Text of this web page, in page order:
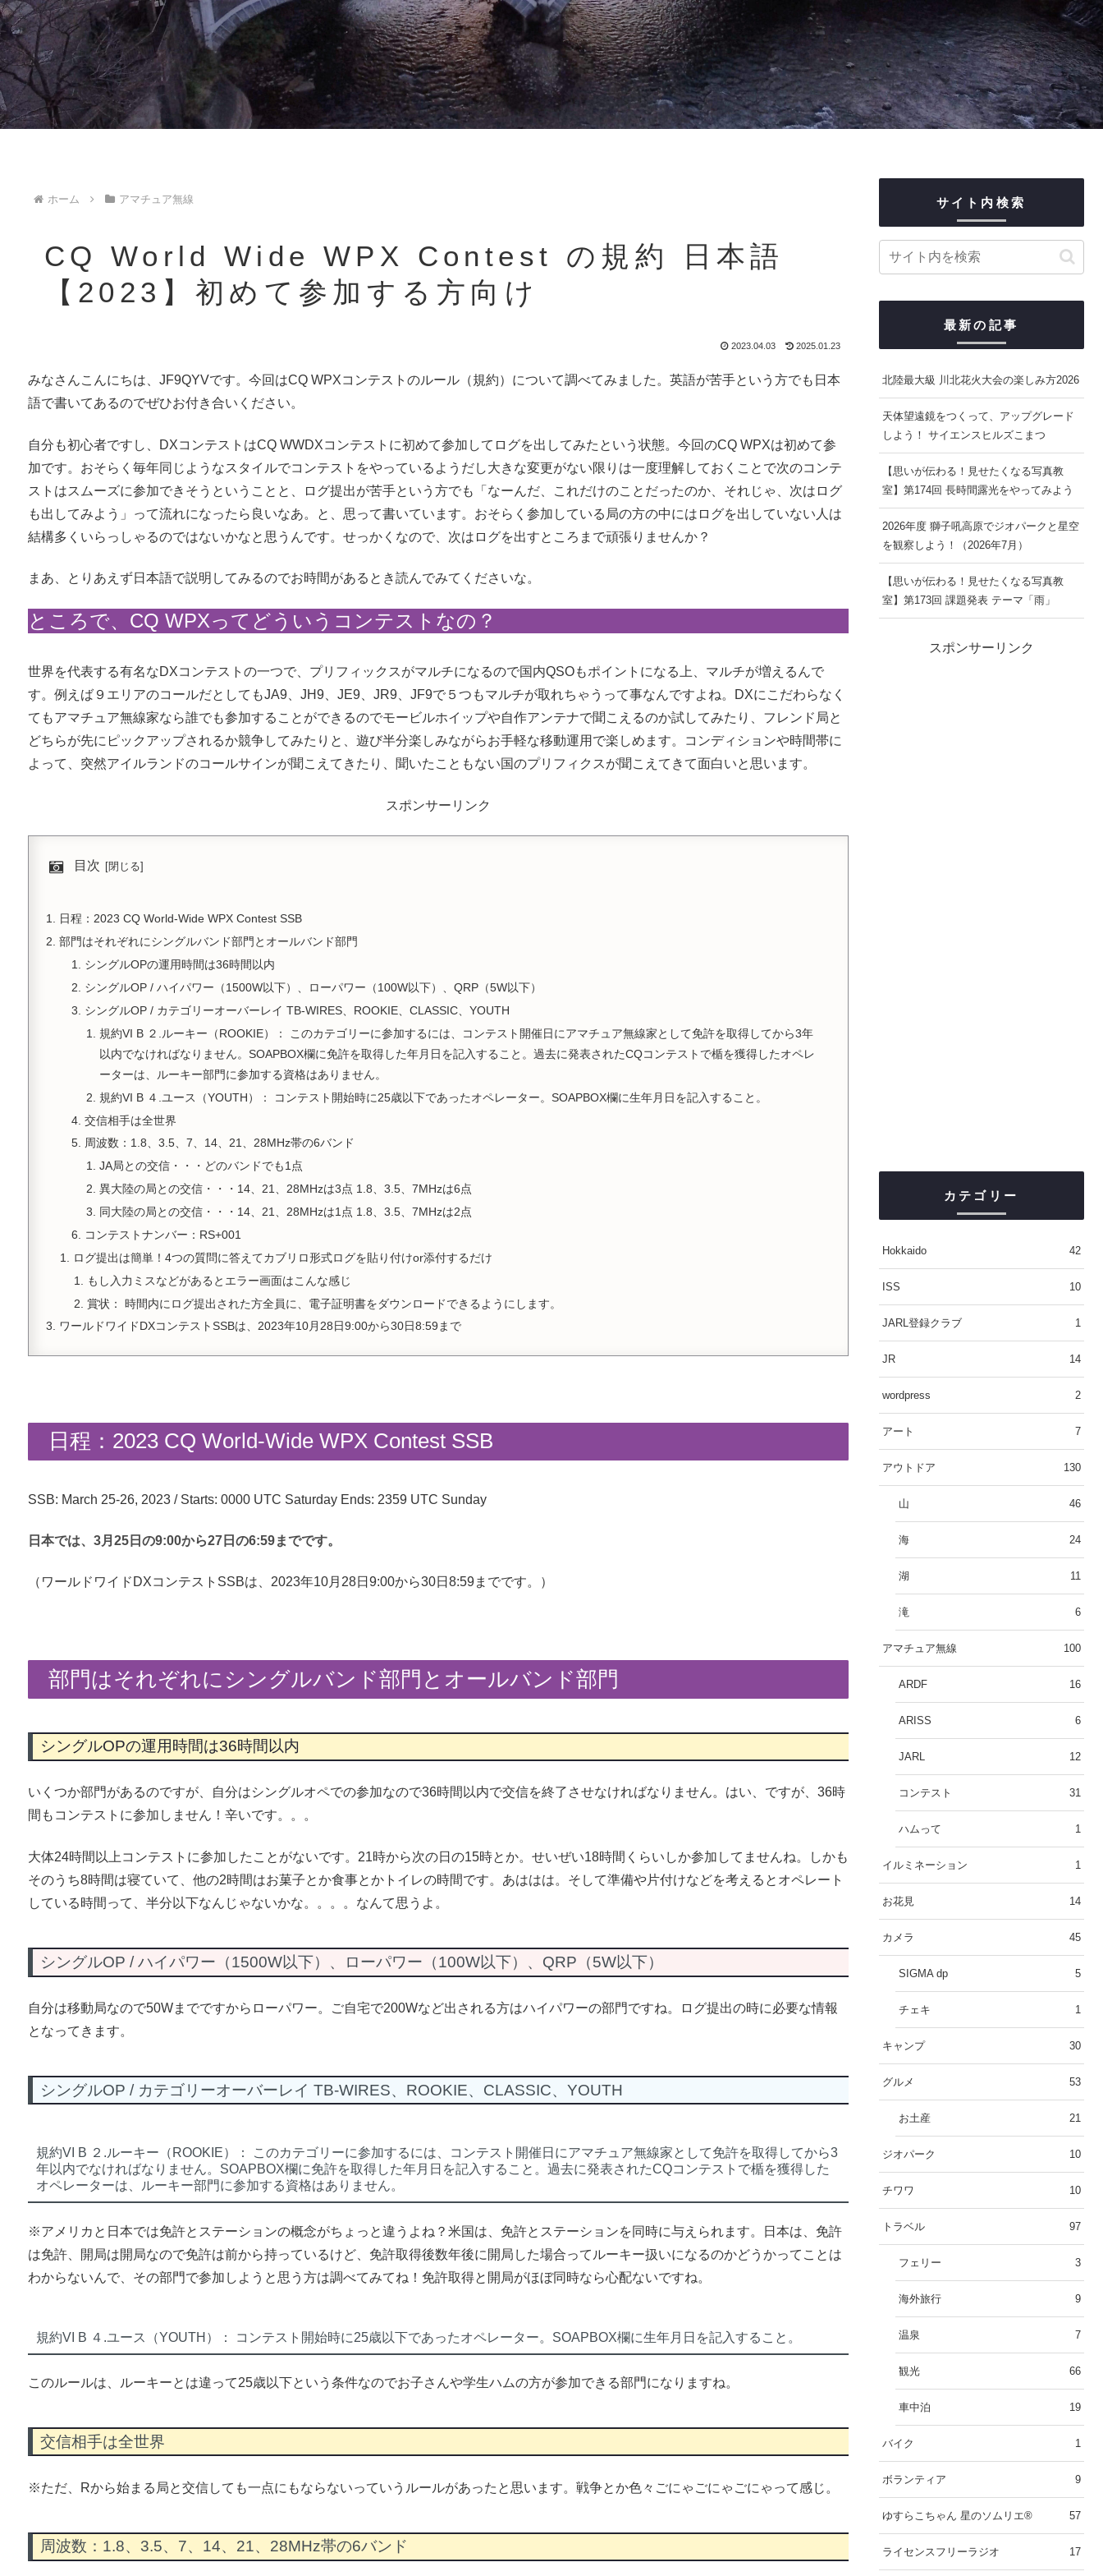
ホーム アマチュア無線
CQ World Wide WPX Contest の規約 日本語
【2023】初めて参加する方向け
2023.04.03 2025.01.23
みなさんこんにちは、JF9QYVです。今回はCQ WPXコンテストのルール（規約）について調べてみました。英語が苦手という方でも日本
語で書いてあるのでぜひお付き合いください。
自分も初心者ですし、DXコンテストはCQ WWDXコンテストに初めて参加してログを出してみたという状態。今回のCQ WPXは初めて参
加です。おそらく毎年同じようなスタイルでコンテストをやっているようだし大きな変更がない限りは一度理解しておくことで次のコンテ
ストはスムーズに参加できそうということと、ログ提出が苦手という方でも「なーんだ、これだけのことだったのか、それじゃ、次はログ
も出してみよう」って流れになったら良いなあ。と、思って書いています。おそらく参加している局の方の中にはログを出していない人は
結構多くいらっしゃるのではないかなと思うんです。せっかくなので、次はログを出すところまで頑張りませんか？
まあ、とりあえず日本語で説明してみるのでお時間があるとき読んでみてくださいな。
ところで、CQ WPXってどういうコンテストなの？
世界を代表する有名なDXコンテストの一つで、プリフィックスがマルチになるので国内QSOもポイントになる上、マルチが増えるんで
す。例えば９エリアのコールだとしてもJA9、JH9、JE9、JR9、JF9で５つもマルチが取れちゃうって事なんですよね。DXにこだわらなく
てもアマチュア無線家なら誰でも参加することができるのでモービルホイップや自作アンテナで聞こえるのか試してみたり、フレンド局と
どちらが先にピックアップされるか競争してみたりと、遊び半分楽しみながらお手軽な移動運用で楽しめます。コンディションや時間帯に
よって、突然アイルランドのコールサインが聞こえてきたり、聞いたこともない国のプリフィクスが聞こえてきて面白いと思います。
スポンサーリンク
目次
日程：2023 CQ World-Wide WPX Contest SSB
部門はそれぞれにシングルバンド部門とオールバンド部門
シングルOPの運用時間は36時間以内
シングルOP / ハイパワー（1500W以下）、ローパワー（100W以下）、QRP（5W以下）
シングルOP / カテゴリーオーバーレイ TB-WIRES、ROOKIE、CLASSIC、YOUTH
規約VI B ２.ルーキー（ROOKIE）： このカテゴリーに参加するには、コンテスト開催日にアマチュア無線家として免許を取得してから3年
以内でなければなりません。SOAPBOX欄に免許を取得した年月日を記入すること。過去に発表されたCQコンテストで楯を獲得したオペレ
ーターは、ルーキー部門に参加する資格はありません。
規約VI B ４.ユース（YOUTH）： コンテスト開始時に25歳以下であったオペレーター。SOAPBOX欄に生年月日を記入すること。
交信相手は全世界
周波数：1.8、3.5、7、14、21、28MHz帯の6バンド
JA局との交信・・・どのバンドでも1点
異大陸の局との交信・・・14、21、28MHzは3点 1.8、3.5、7MHzは6点
同大陸の局との交信・・・14、21、28MHzは1点 1.8、3.5、7MHzは2点
コンテストナンバー：RS+001
ログ提出は簡単！4つの質問に答えてカブリロ形式ログを貼り付けor添付するだけ
もし入力ミスなどがあるとエラー画面はこんな感じ
賞状： 時間内にログ提出された方全員に、電子証明書をダウンロードできるようにします。
ワールドワイドDXコンテストSSBは、2023年10月28日9:00から30日8:59まで
日程：2023 CQ World-Wide WPX Contest SSB
SSB: March 25-26, 2023 / Starts: 0000 UTC Saturday Ends: 2359 UTC Sunday
日本では、3月25日の9:00から27日の6:59までです。
（ワールドワイドDXコンテストSSBは、2023年10月28日9:00から30日8:59までです。）
部門はそれぞれにシングルバンド部門とオールバンド部門
シングルOPの運用時間は36時間以内
いくつか部門があるのですが、自分はシングルオペでの参加なので36時間以内で交信を終了させなければなりません。はい、ですが、36時
間もコンテストに参加しません！辛いです。。。
大体24時間以上コンテストに参加したことがないです。21時から次の日の15時とか。せいぜい18時間くらいしか参加してませんね。しかも
そのうち8時間は寝ていて、他の2時間はお菓子とか食事とかトイレの時間です。あははは。そして準備や片付けなどを考えるとオペレート
している時間って、半分以下なんじゃないかな。。。。なんて思うよ。
シングルOP / ハイパワー（1500W以下）、ローパワー（100W以下）、QRP（5W以下）
自分は移動局なので50Wまでですからローパワー。ご自宅で200Wなど出される方はハイパワーの部門ですね。ログ提出の時に必要な情報
となってきます。
シングルOP / カテゴリーオーバーレイ TB-WIRES、ROOKIE、CLASSIC、YOUTH
規約VI B ２.ルーキー（ROOKIE）： このカテゴリーに参加するには、コンテスト開催日にアマチュア無線家として免許を取得してから3
年以内でなければなりません。SOAPBOX欄に免許を取得した年月日を記入すること。過去に発表されたCQコンテストで楯を獲得した
オペレーターは、ルーキー部門に参加する資格はありません。
※アメリカと日本では免許とステーションの概念がちょっと違うよね？米国は、免許とステーションを同時に与えられます。日本は、免許
は免許、開局は開局なので免許は前から持っているけど、免許取得後数年後に開局した場合ってルーキー扱いになるのかどうかってことは
わからないんで、その部門で参加しようと思う方は調べてみてね！免許取得と開局がほぼ同時なら心配ないですね。
規約VI B ４.ユース（YOUTH）： コンテスト開始時に25歳以下であったオペレーター。SOAPBOX欄に生年月日を記入すること。
このルールは、ルーキーとは違って25歳以下という条件なのでお子さんや学生ハムの方が参加できる部門になりますね。
交信相手は全世界
※ただ、Rから始まる局と交信しても一点にもならないっていうルールがあったと思います。戦争とか色々ごにゃごにゃごにゃって感じ。
周波数：1.8、3.5、7、14、21、28MHz帯の6バンド
サイト内検索
最新の記事
北陸最大級 川北花火大会の楽しみ方2026
天体望遠鏡をつくって、アップグレード
しよう！ サイエンスヒルズこまつ
【思いが伝わる！見せたくなる写真教
室】第174回 長時間露光をやってみよう
2026年度 獅子吼高原でジオパークと星空
を観察しよう！（2026年7月）
【思いが伝わる！見せたくなる写真教
室】第173回 課題発表 テーマ「雨」
スポンサーリンク
カテゴリー
Hokkaido 42
ISS 10
JARL登録クラブ 1
JR 14
wordpress 2
アート 7
アウトドア 130
山 46
海 24
湖 11
滝 6
アマチュア無線 100
ARDF 16
ARISS 6
JARL 12
コンテスト 31
ハムって 1
イルミネーション 1
お花見 14
カメラ 45
SIGMA dp 5
チェキ 1
キャンプ 30
グルメ 53
お土産 21
ジオパーク 10
チワワ 10
トラベル 97
フェリー 3
海外旅行 9
温泉 7
観光 66
車中泊 19
バイク 1
ボランティア 9
ゆすらこちゃん 星のソムリエ®︎ 57
ライセンスフリーラジオ 17